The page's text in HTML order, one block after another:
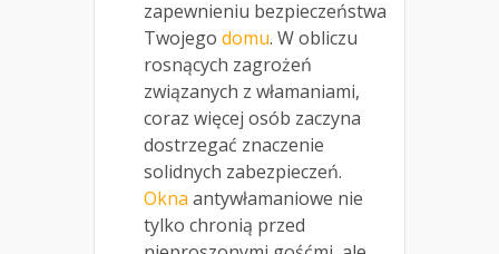
zapewnieniu bezpieczeństwa
Twojego domu. W obliczu
rosnących zagrożeń
związanych z włamaniami,
coraz więcej osób zaczyna
dostrzegać znaczenie
solidnych zabezpieczeń.
Okna antywłamaniowe nie
tylko chronią przed